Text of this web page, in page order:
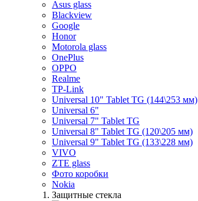
Asus glass
Blackview
Google
Honor
Motorola glass
OnePlus
OPPO
Realme
TP-Link
Universal 10" Tablet TG (144\253 мм)
Universal 6"
Universal 7" Tablet TG
Universal 8" Tablet TG (120\205 мм)
Universal 9" Tablet TG (133\228 мм)
VIVO
ZTE glass
Фото коробки
Nokia
Защитные стекла